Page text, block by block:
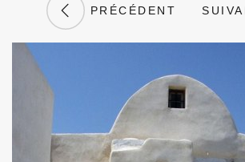
PRÉCÉDENT